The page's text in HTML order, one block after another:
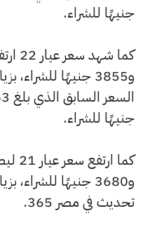
جنيهًا للشراء.
جنيهًا للشراء.
تحديث في مصر 365.